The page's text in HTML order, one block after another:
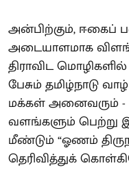
அன்பிற்கும், ஈகைப்
அடையாளமாக
திராவிட
பேசும் தமிழ்நாடு
மக்கள் அனைவரும் -
வளங்களும் பெற்று
மீண்டும் “ஓணம்
தெரிவித்துக்